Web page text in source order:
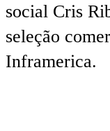
social Cris
seleção
Inframerica.